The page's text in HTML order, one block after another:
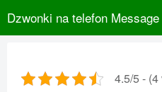
Dzwonki na telefon
4.5/5 - (4